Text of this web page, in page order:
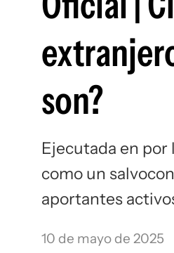
son?
Ejecutada en
como un
aportantes
10 de mayo de 2025